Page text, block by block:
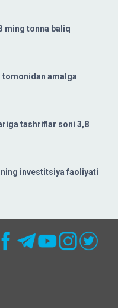
ming tonna baliq
amalga
tashriflar soni 3,8
investitsiya faoliyati